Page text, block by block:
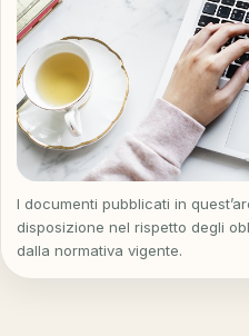
I documenti pubblicati in
disposizione nel rispetto degli
dalla normativa vigente.